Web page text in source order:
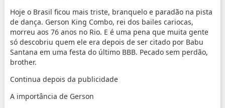
Hoje o Brasil ficou mais triste, branquelo e paradão na pista
de dança. Gerson King Combo, rei dos bailes cariocas,
morreu aos 76 anos no Rio. E é uma pena que muita gente
só descobriu quem ele era depois de ser citado por Babu
Santana em uma festa do último BBB. Pecado sem perdão,
brother.
Continua depois da publicidade
A importância de Gerson